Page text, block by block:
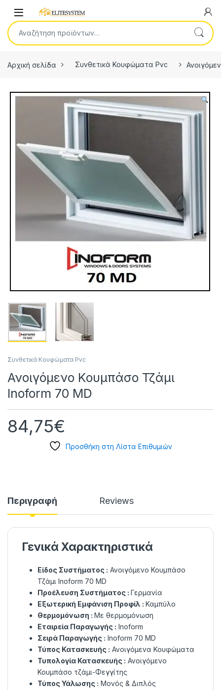
Open
Αναζήτηση για:
Αρχική σελίδα Συνθετικά Κουφώματα Pvc
Συνθετικά Κουφώματα Pvc
Ανοιγόμενο Κουμπάσο Τζάμι
Inoform 70 MD
84,75€
Προσθήκη στη Λίστα Επιθυμιών
Περιγραφή Reviews
Γενικά Χαρακτηριστικά
Είδος Συστήματος : Ανοιγόμενο Κουμπάσο
Τζάμι Inoform 70 MD
Προέλευση Συστήματος : Γερμανία
Εξωτερική Εμφάνιση Προφίλ : Καμπύλο
Θερμομόνωση : Με θερμομόνωση
Εταιρεία Παραγωγής : Inoform
Σειρά Παραγωγής : Inoform 70 MD
Τύπος Κατασκευής : Ανοιγόμενα Κουφώματα
Τυπολογία Κατασκευής : Ανοιγόμενο
Κουμπάσο τζάμι-Φεγγίτης
Τύπος Υάλωσης : Μονός & Διπλός